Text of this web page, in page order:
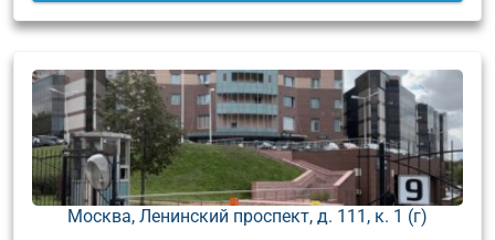
Москва, Ленинский проспект, д. 111, к. 1 (г)